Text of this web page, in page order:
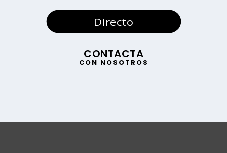
Directo
CONTACTA
CON NOSOTROS